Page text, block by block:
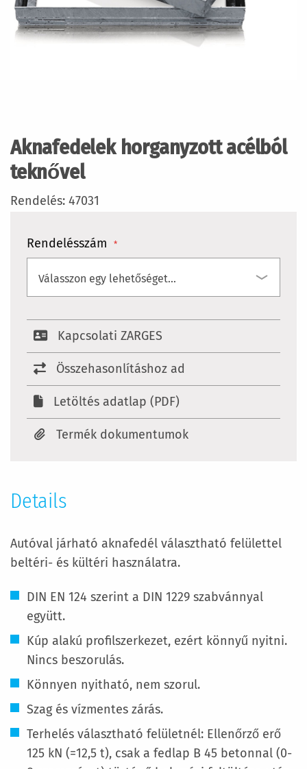
Aknafedelek horganyzott acélból
teknővel
Rendelés: 47031
Rendelésszám
Kapcsolati ZARGES
Összehasonlításhoz ad
Letöltés adatlap (PDF)
Termék dokumentumok
elejére
Details
Autóval járható aknafedél választható felülettel
beltéri- és kültéri használatra.
DIN EN 124 szerint a DIN 1229 szabvánnyal
együtt.
Kúp alakú profilszerkezet, ezért könnyű nyitni.
Nincs beszorulás.
Könnyen nyitható, nem szorul.
Szag és vízmentes zárás.
Terhelés választható felületnél: Ellenőrző erő
125 kN (=12,5 t), csak a fedlap B 45 betonnal (0-